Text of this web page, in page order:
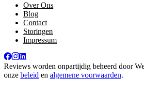
Over Ons
Blog
Contact
Storingen
Impressum
Reviews worden onpartijdig beheerd door
onze beleid en algemene voorwaarden.